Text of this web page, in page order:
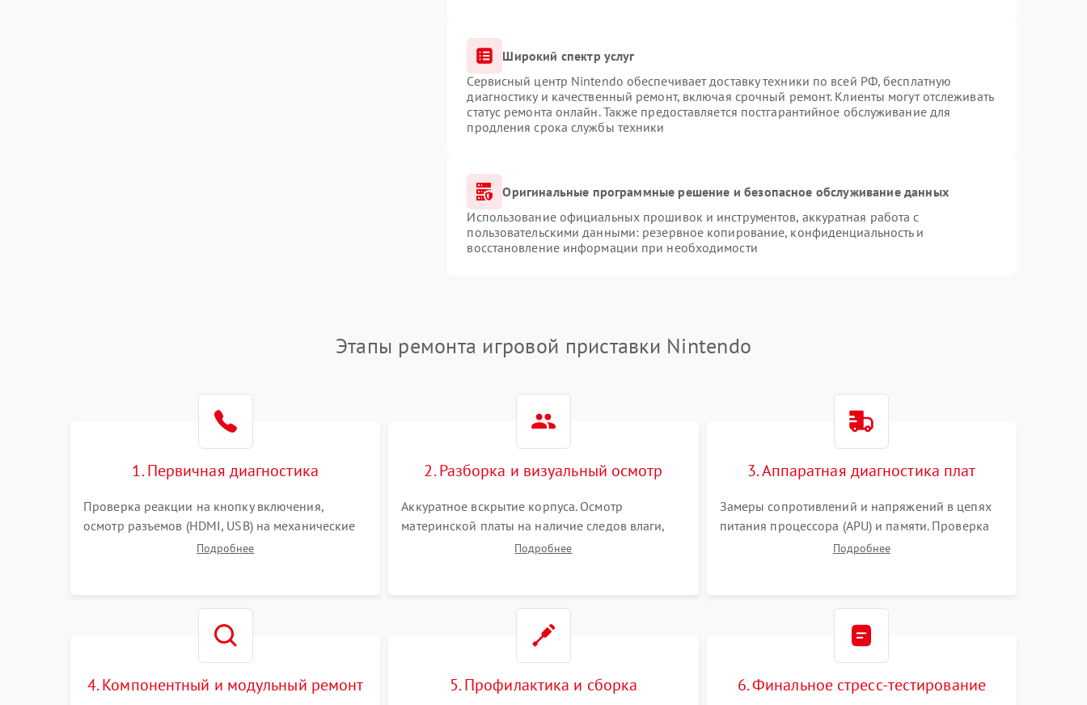
Широкий спектр услуг
Сервисный центр Nintendo обеспечивает доставку техники по всей РФ, бесплатную
диагностику и качественный ремонт, включая срочный ремонт. Клиенты могут отслеживать
статус ремонта онлайн. Также предоставляется постгарантийное обслуживание для
продления срока службы техники
Оригинальные программные решение и безопасное обслуживание данных
Использование официальных прошивок и инструментов, аккуратная работа с
пользовательскими данными: резервное копирование, конфиденциальность и
восстановление информации при необходимости
Этапы ремонта игровой приставки Nintendo
1. Первичная диагностика
Проверка реакции на кнопку включения,
осмотр разъемов (HDMI, USB) на механические
повреждения. Оценка кодов ошибок на экране
Подробнее
2. Разборка и визуальный осмотр
Аккуратное вскрытие корпуса. Осмотр
материнской платы на наличие следов влаги,
коррозии, прогаров и поврежденных
Подробнее
3. Аппаратная диагностика плат
Замеры сопротивлений и напряжений в цепях
питания процессора (APU) и памяти. Проверка
HDMI-контроллера, микросхем флеш-памяти и
Подробнее
4. Компонентный и модульный ремонт 5. Профилактика и сборка 6. Финальное стресс-тестирование